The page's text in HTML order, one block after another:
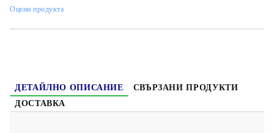
Оцени продукта
ДЕТАЙЛНО ОПИСАНИЕ
СВЪРЗАНИ ПРОДУКТИ
ДОСТАВКА